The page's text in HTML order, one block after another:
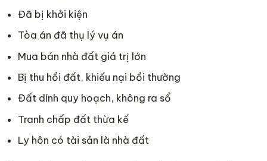
Đã bị khởi kiện
Tòa án đã thụ lý vụ án
Mua bán nhà đất giá trị lớn
Bị thu hồi đất, khiếu nại bồi thường
Đất dính quy hoạch, không ra sổ
Tranh chấp đất thừa kế
Ly hôn có tài sản là nhà đất